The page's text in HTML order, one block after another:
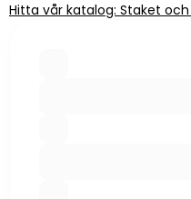
Hitta vår katalog: Staket